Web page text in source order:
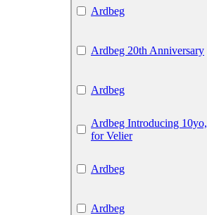
Ardbeg
Ardbeg 20th Anniversary
Ardbeg
Ardbeg Introducing 10yo,
for Velier
Ardbeg
Ardbeg